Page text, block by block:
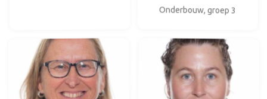
Onderbouw, groep 3